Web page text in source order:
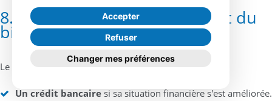
Accepter
Refuser
Changer mes préférences
8. Comment financer le rachat du
bien ?
Le propriétaire peut récupérer son bien en obtenant :
Un crédit bancaire si sa situation financière s'est améliorée.